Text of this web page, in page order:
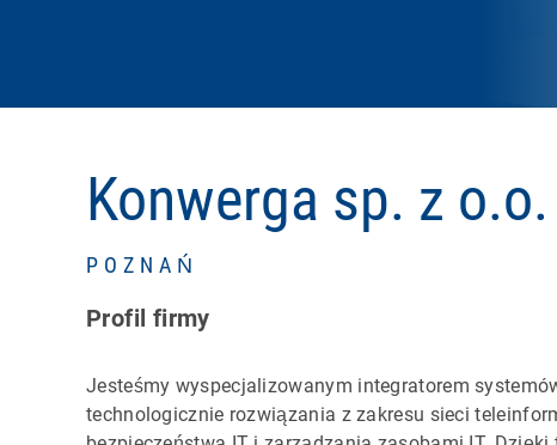
Konwerga sp. z o.o.
POZNAŃ
Profil firmy
Jesteśmy wyspecjalizowanym integratorem
technologicznie rozwiązania z zakresu sieci